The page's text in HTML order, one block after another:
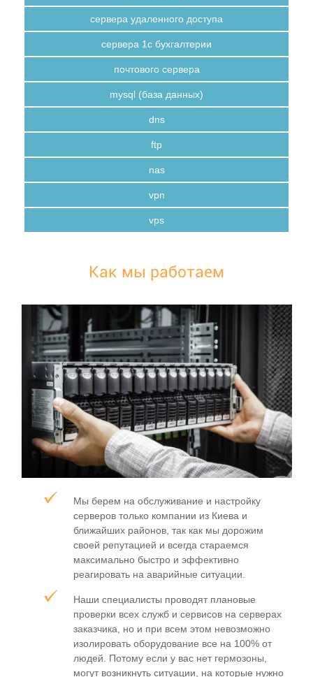
сервера удаленного доступа
сервера 1с бухгалтерии
почтового сервера
mysql (база данных)
dns
ftp
nas
vpn
vps
Как мы работаем
Мы берем на обслуживание и настройку
серверов только компании из Киева и
ближайших районов, так как мы дорожим
своей репутацией и всегда стараемся
максимально быстро и эффективно
реагировать на аварийные ситуации.
Наши специалисты проводят плановые
проверки всех служб и сервисов на серверах
заказчика, но и при всем этом невозможно
изолировать оборудование все на 100% от
людей. Потому если у вас нет гермозоны,
могут возникнуть ситуации, на которые нужно